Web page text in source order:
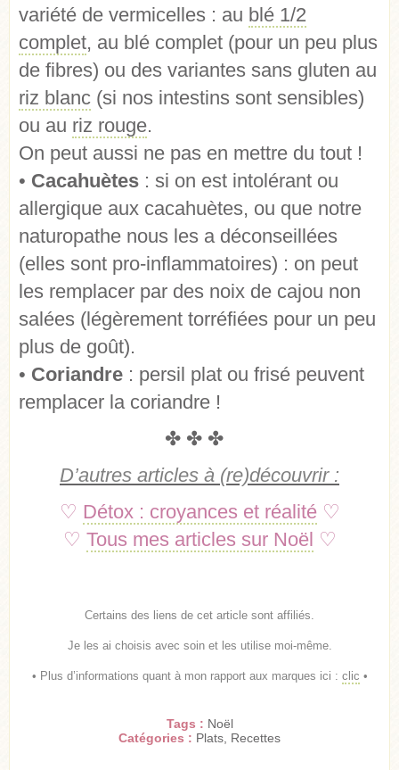
variété de vermicelles : au blé 1/2
complet, au blé complet (pour un peu plus
de fibres) ou des variantes sans gluten au
riz blanc (si nos intestins sont sensibles)
ou au riz rouge.
On peut aussi ne pas en mettre du tout !
• Cacahuètes : si on est intolérant ou
allergique aux cacahuètes, ou que notre
naturopathe nous les a déconseillées
(elles sont pro-inflammatoires) : on peut
les remplacer par des noix de cajou non
salées (légèrement torréfiées pour un peu
plus de goût).
• Coriandre : persil plat ou frisé peuvent
remplacer la coriandre !
✤ ✤ ✤
D’autres articles à (re)découvrir :
♡ Détox : croyances et réalité ♡
♡ Tous mes articles sur Noël ♡
Certains des liens de cet article sont affiliés.
Je les ai choisis avec soin et les utilise moi-même.
• Plus d’informations quant à mon rapport aux marques ici : clic •
Tags : Noël
Catégories : Plats, Recettes